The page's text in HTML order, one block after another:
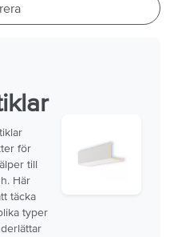
för
till
Här
täcka
typer